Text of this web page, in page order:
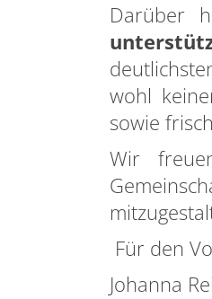
Darüber
wohl
sowie
Wir
Für den
Johanna